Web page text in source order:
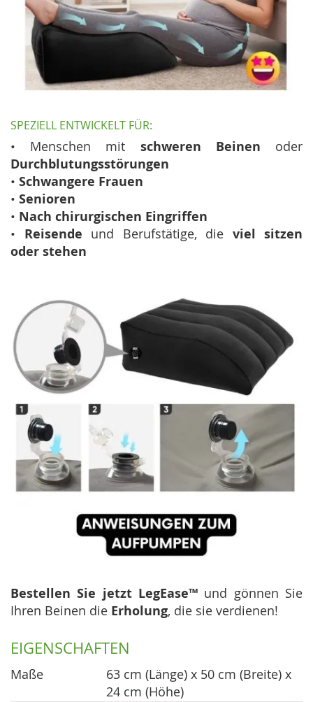
SPEZIELL ENTWICKELT FÜR:
• Menschen mit schweren Beinen oder
Durchblutungsstörungen
• Schwangere Frauen
• Senioren
• Nach chirurgischen Eingriffen
• Reisende und Berufstätige, die viel sitzen
oder stehen
Bestellen Sie jetzt LegEase™ und gönnen Sie
Ihren Beinen die Erholung, die sie verdienen!
EIGENSCHAFTEN
Maße
63 cm (Länge) x 50 cm (Breite) x
24 cm (Höhe)